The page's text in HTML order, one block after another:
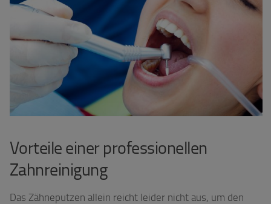
Vorteile einer professionellen
Zahnreinigung
Das Zähneputzen allein reicht leider nicht aus, um den